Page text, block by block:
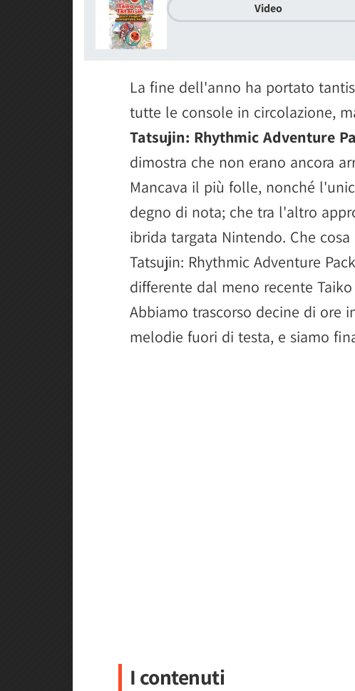
Video
La fine dell'anno ha portato
tutte le console in circolazione,
Tatsujin: Rhythmic Adventure
dimostra che non erano ancora
Mancava il più folle, nonché
degno di nota; che tra l'altro
ibrida targata Nintendo. Che
Tatsujin: Rhythmic Adventure
differente dal meno recente
Abbiamo trascorso decine di ore
melodie fuori di testa, e siamo
I contenuti